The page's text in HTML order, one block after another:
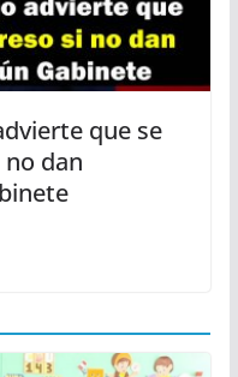
que se
dan